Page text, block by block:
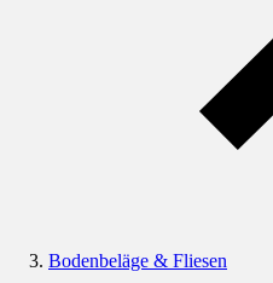
Bodenbeläge & Fliesen